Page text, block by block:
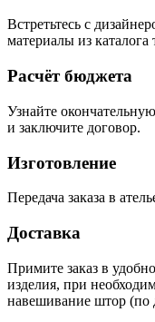
Встретьтесь с
материалы из каталога
Расчёт бюджета
Узнайте
и заключите договор.
Изготовление
Передача заказа в
Доставка
Примите заказ в
изделия, при
навешивание штор (по